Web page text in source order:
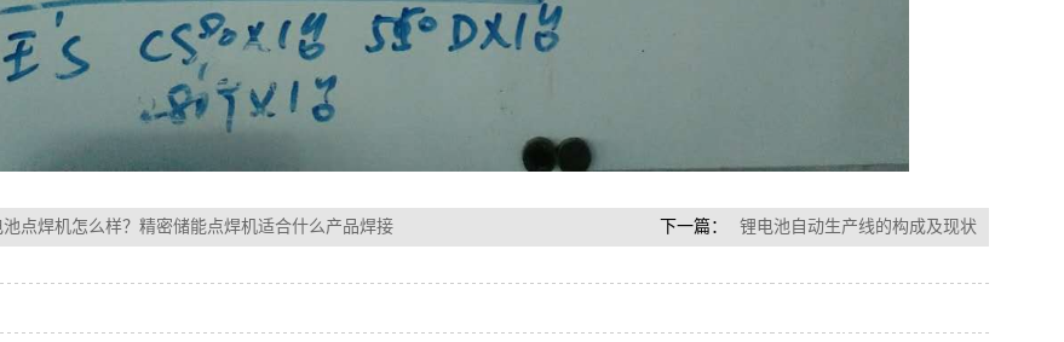
点焊机怎么样？精密储能点焊机适合什么产品焊接 下一篇： 锂电池自动生产线的构成及现状